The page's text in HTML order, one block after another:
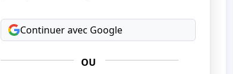
Continuer avec Google
OU